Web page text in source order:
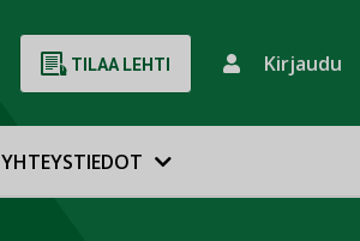
TILAA LEHTI Kirjaudu
YHTEYSTIEDOT